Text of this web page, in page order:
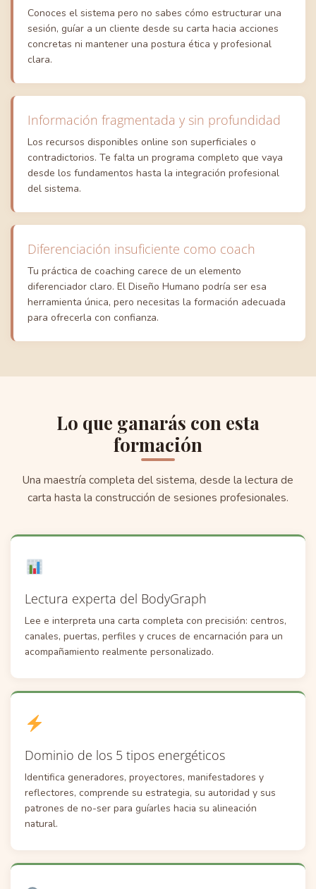
Conoces el sistema pero no sabes cómo estructurar una
sesión, guíar a un cliente desde su carta hacia acciones
concretas ni mantener una postura ética y profesional
clara.
Información fragmentada y sin profundidad
Los recursos disponibles online son superficiales o
contradictorios. Te falta un programa completo que vaya
desde los fundamentos hasta la integración profesional
del sistema.
Diferenciación insuficiente como coach
Tu práctica de coaching carece de un elemento
diferenciador claro. El Diseño Humano podría ser esa
herramienta única, pero necesitas la formación adecuada
para ofrecerla con confianza.
Lo que ganarás con esta
formación
Una maestría completa del sistema, desde la lectura de
carta hasta la construcción de sesiones profesionales.
Lectura experta del BodyGraph
Lee e interpreta una carta completa con precisión: centros,
canales, puertas, perfiles y cruces de encarnación para un
acompañamiento realmente personalizado.
Dominio de los 5 tipos energéticos
Identifica generadores, proyectores, manifestadores y
reflectores, comprende su estrategia, su autoridad y sus
patrones de no-ser para guíarles hacia su alineación
natural.